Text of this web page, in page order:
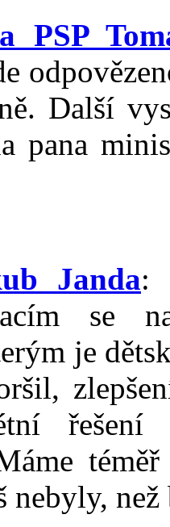
PSP
Další
pana
Janda:
se
je
nebyly,